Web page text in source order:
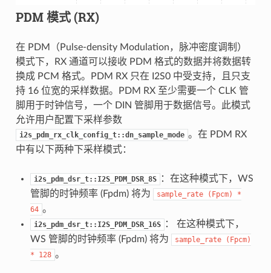
PDM 模式 (RX)
在 PDM（Pulse-density Modulation，脉冲密度调制）
模式下，RX 通道可以接收 PDM 格式的数据并将数据转
换成 PCM 格式。PDM RX 只在 I2S0 中受支持，且只支
持 16 位宽的采样数据。PDM RX 至少需要一个 CLK 管
脚用于时钟信号，一个 DIN 管脚用于数据信号。此模式
允许用户配置下采样参数
i2s_pdm_rx_clk_config_t::dn_sample_mode 。在 PDM RX
中有以下两种下采样模式：
i2s_pdm_dsr_t::I2S_PDM_DSR_8S
：在这种模式下，WS
管脚的时钟频率 (Fpdm) 将为
sample_rate (Fpcm)
*
64 。
i2s_pdm_dsr_t::I2S_PDM_DSR_16S
： 在这种模式下，
WS 管脚的时钟频率 (Fpdm) 将为
sample_rate
(Fpcm)
*
128 。